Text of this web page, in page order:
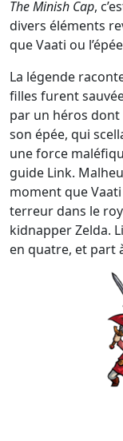
The Minish Cap,
divers éléments
que Vaati ou
La légende
filles furent
par un héros dont
son épée, qui
une force
guide Link.
moment que
terreur dans le
kidnapper Zelda.
en quatre, et part